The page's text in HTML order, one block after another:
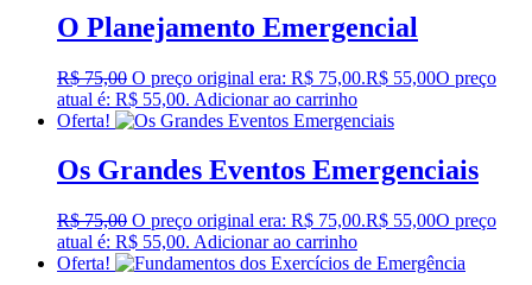
O Planejamento Emergencial
R$75,00 O preço original era: R$ 75,00.R$ 55,00O preço
atual é: R$ 55,00. Adicionar ao carrinho
Oferta!
Os Grandes Eventos Emergenciais
R$75,00 O preço original era: R$ 75,00.R$ 55,00O preço
atual é: R$ 55,00. Adicionar ao carrinho
Oferta!